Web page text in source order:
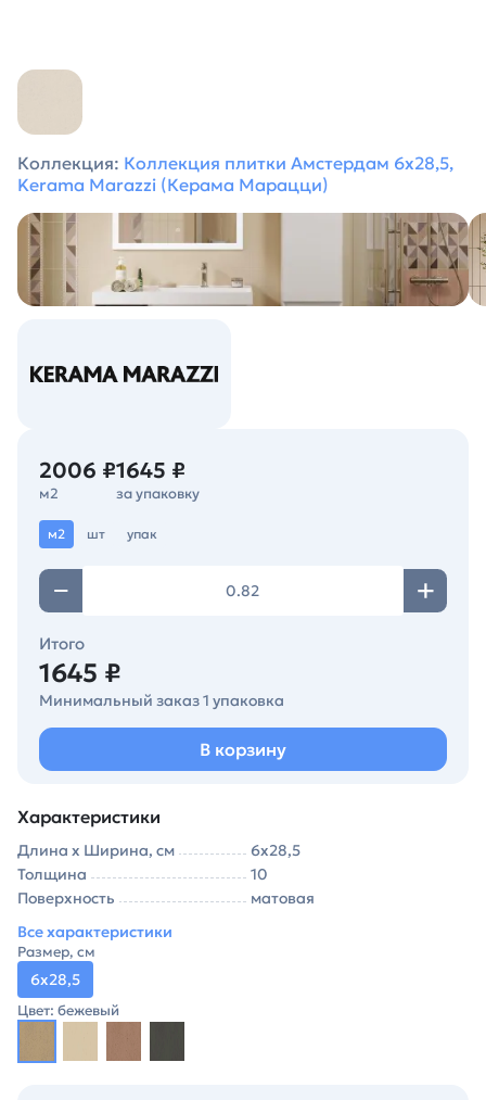
Коллекция: Коллекция плитки Амстердам 6х28,5,
Kerama Marazzi (Керама Марацци)
2006 ₽
м2
1645 ₽
за упаковку
м2 шт упак
Итого
1645 ₽
Минимальный заказ 1 упаковка
В корзину
Характеристики
Длина х Ширина, см
6х28,5
Толщина
10
Поверхность
матовая
Все характеристики
Размер, см
6х28,5
Цвет: бежевый